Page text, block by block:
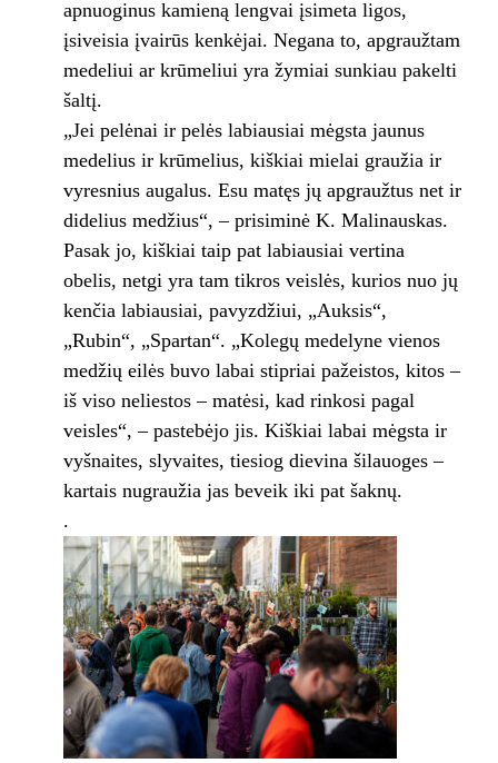
apnuoginus kamieną lengvai įsimeta ligos,
įsiveisia įvairūs kenkėjai. Negana to, apgraužtam
medeliui ar krūmeliui yra žymiai sunkiau pakelti
šaltį.
„Jei pelėnai ir pelės labiausiai mėgsta jaunus
medelius ir krūmelius, kiškiai mielai graužia ir
vyresnius augalus. Esu matęs jų apgraužtus net ir
didelius medžius“, – prisiminė K. Malinauskas.
Pasak jo, kiškiai taip pat labiausiai vertina
obelis, netgi yra tam tikros veislės, kurios nuo jų
kenčia labiausiai, pavyzdžiui, „Auksis“,
„Rubin“, „Spartan“. „Kolegų medelyne vienos
medžių eilės buvo labai stipriai pažeistos, kitos –
iš viso neliestos – matėsi, kad rinkosi pagal
veisles“, – pastebėjo jis. Kiškiai labai mėgsta ir
vyšnaites, slyvaites, tiesiog dievina šilauoges –
kartais nugraužia jas beveik iki pat šaknų.
.